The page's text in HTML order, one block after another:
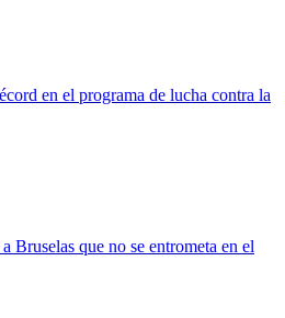
en el programa de lucha contra la
que no se entrometa en el